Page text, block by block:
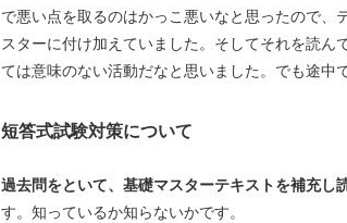
で悪い点を取るのはかっこ悪いなと思ったので
スターに付け加えていました。そしてそれを読
ては意味のない活動だなと思いました。でも途中
短答式試験対策について
過去問をといて、基礎マスターテキストを補充し
す。知っているか知らないかです。